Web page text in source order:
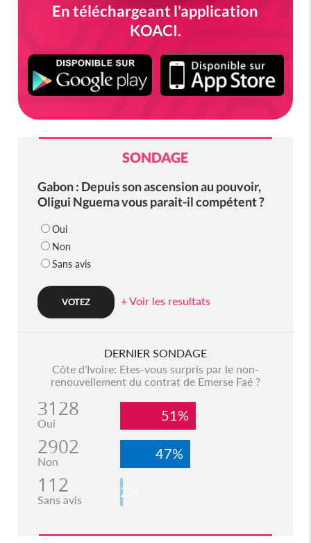
En téléchargeant l'application
KOACI.
SONDAGE
Gabon : Depuis son ascension au pouvoir,
Oligui Nguema vous parait-il compétent ?
Oui
Non
Sans avis
+ Voir les resultats
DERNIER SONDAGE
Côte d'Ivoire: Etes-vous surpris par le non-
renouvellement du contrat de Emerse Faé ?
3128
Oui 51%
2902
Non 47%
112
Sans avis 2%